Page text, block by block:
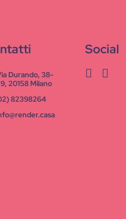
Durando, 38-
20158 Milano
82398264
Social